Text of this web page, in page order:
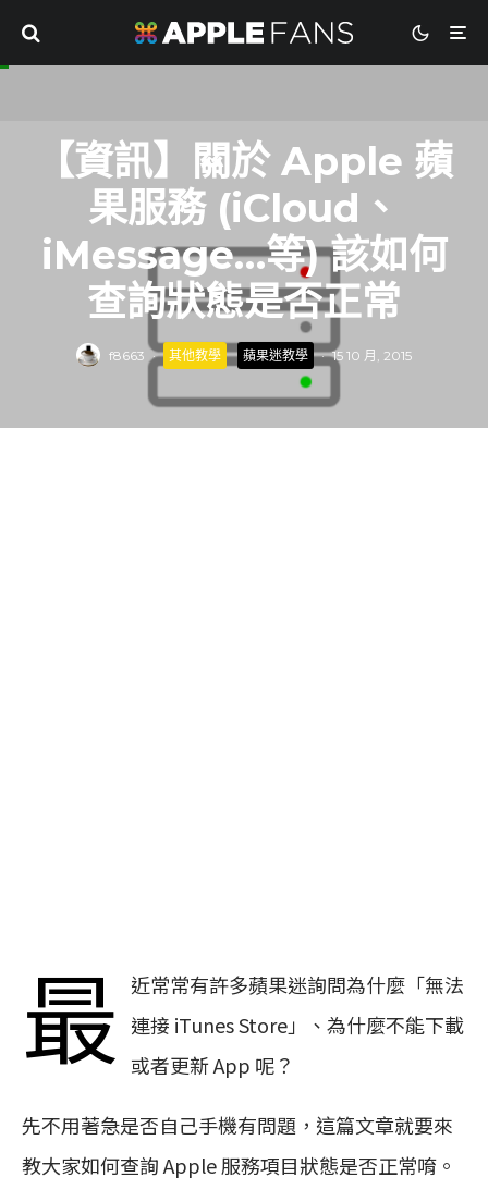
【資訊】關於 Apple 蘋
果服務 (iCloud、
iMessage…等) 該如何
查詢狀態是否正常
f8663 · 其他教學 蘋果迷教學 · 15 10 月, 2015
最
近常常有許多蘋果迷詢問為什麼「無法
連接 iTunes Store」、為什麼不能下載
或者更新 App 呢？
先不用著急是否自己手機有問題，這篇文章就要來
教大家如何查詢 Apple 服務項目狀態是否正常唷。